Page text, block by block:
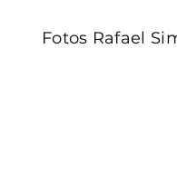
Fotos Rafael